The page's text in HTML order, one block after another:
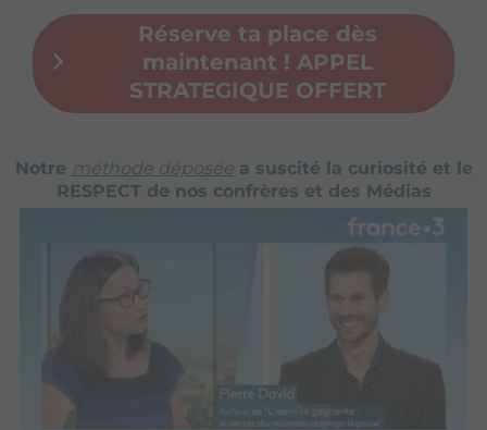
Réserve ta place dès
maintenant ! APPEL
STRATEGIQUE OFFERT
Notre méthode déposéea suscité la curiosité et le
RESPECT de nos confrères et des Médias